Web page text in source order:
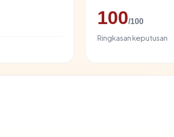
100/100
Ringkasan keputusan